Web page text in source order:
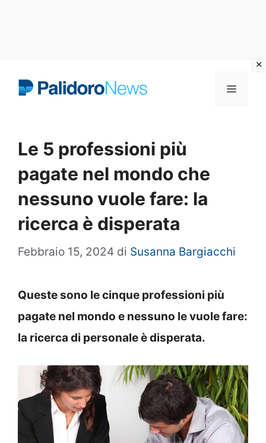
Menu
Le 5 professioni più
pagate nel mondo che
nessuno vuole fare: la
ricerca è disperata
Febbraio 15, 2024 di Susanna Bargiacchi
Queste sono le cinque professioni più
pagate nel mondo e nessuno le vuole fare:
la ricerca di personale è disperata.